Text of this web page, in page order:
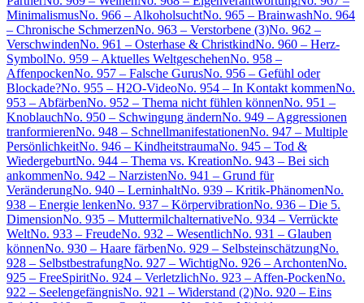
MinimalismusNo. 966 – AlkoholsuchtNo. 965 – BrainwashNo. 964
– Chronische SchmerzenNo. 963 – Verstorbene (3)No. 962 –
VerschwindenNo. 961 – Osterhase & ChristkindNo. 960 – Herz-
SymbolNo. 959 – Aktuelles WeltgeschehenNo. 958 –
AffenpockenNo. 957 – Falsche GurusNo. 956 – Gefühl oder
Blockade?No. 955 – H2O-VideoNo. 954 – In Kontakt kommenNo.
953 – AbfärbenNo. 952 – Thema nicht fühlen könnenNo. 951 –
KnoblauchNo. 950 – Schwingung ändernNo. 949 – Aggressionen
tranformierenNo. 948 – SchnellmanifestationenNo. 947 – Multiple
PersönlichkeitNo. 946 – KindheitstraumaNo. 945 – Tod &
WiedergeburtNo. 944 – Thema vs. KreationNo. 943 – Bei sich
ankommenNo. 942 – NarzistenNo. 941 – Grund für
VeränderungNo. 940 – LerninhaltNo. 939 – Kritik-PhänomenNo.
938 – Energie lenkenNo. 937 – KörpervibrationNo. 936 – Die 5.
DimensionNo. 935 – MuttermilchalternativeNo. 934 – Verrückte
WeltNo. 933 – FreudeNo. 932 – WesentlichNo. 931 – Glauben
könnenNo. 930 – Haare färbenNo. 929 – SelbsteinschätzungNo.
928 – SelbstbestrafungNo. 927 – WichtigNo. 926 – ArchontenNo.
925 – FreeSpiritNo. 924 – VerletzlichNo. 923 – Affen-PockenNo.
922 – SeelengefängnisNo. 921 – Widerstand (2)No. 920 – Eins